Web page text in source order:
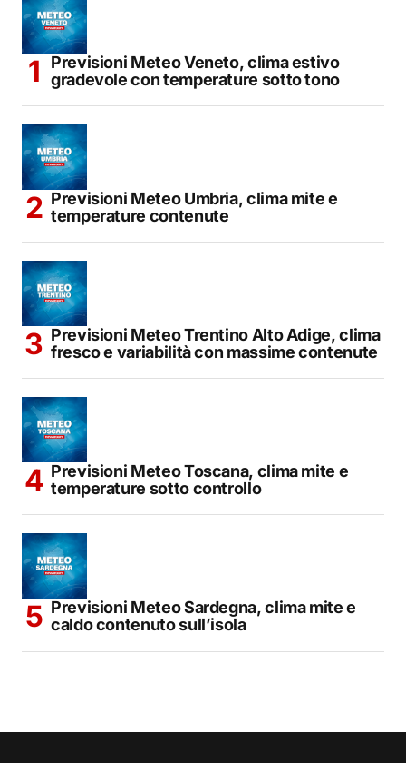
Previsioni Meteo Veneto, clima estivo
gradevole con temperature sotto tono
Previsioni Meteo Umbria, clima mite e
temperature contenute
Previsioni Meteo Trentino Alto Adige, clima
fresco e variabilità con massime contenute
Previsioni Meteo Toscana, clima mite e
temperature sotto controllo
Previsioni Meteo Sardegna, clima mite e
caldo contenuto sull’isola